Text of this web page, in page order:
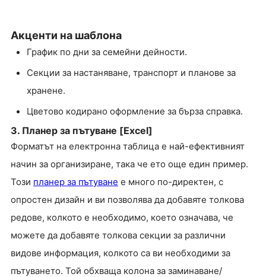
Акценти на шаблона
График по дни за семейни дейности.
Секции за настаняване, транспорт и планове за
хранене.
Цветово кодирано оформление за бърза справка.
3. Планер за пътуване [Excel]
Форматът на електронна таблица е най-ефективният
начин за организиране, така че ето още един пример.
Този планер за пътуване е много по-директен, с
опростен дизайн и ви позволява да добавяте толкова
редове, колкото е необходимо, което означава, че
можете да добавяте толкова секции за различни
видове информация, колкото са ви необходими за
пътуването. Той обхваща колона за заминаване/